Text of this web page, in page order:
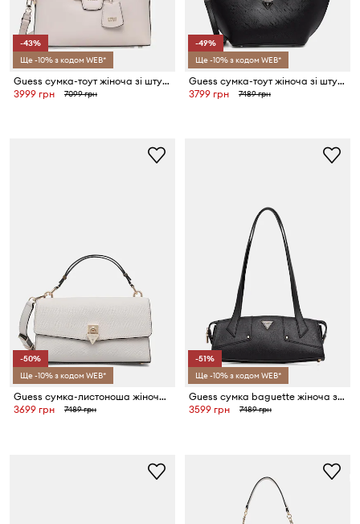
-43%
Ще -10% з кодом WEB*
Guess сумка-тоут жіноча зі штучної шкіри JANIE
3999 грн
7099 грн
-49%
Ще -10% з кодом WEB*
Guess сумка-тоут жіноча зі штучної шкіри PATSIE
3799 грн
7489 грн
-50%
Ще -10% з кодом WEB*
Guess сумка-листоноша жіноча зі штучної шкіри PATSIE
3699 грн
7489 грн
-51%
Ще -10% з кодом WEB*
Guess сумка baguette жіноча зі штучної шкіри DARCY
3599 грн
7489 грн